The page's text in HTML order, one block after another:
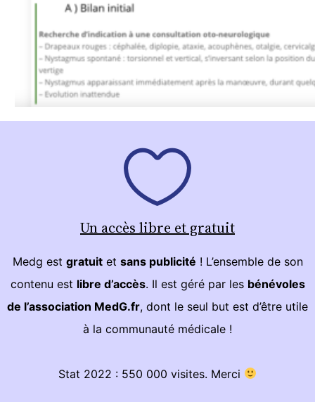
Un accès libre et gratuit
Medg est gratuitet sans publicité ! L’ensemble de son
contenu est libre d’accès. Il est géré par les bénévoles
de l’association MedG.fr, dont le seul but est d’être utile
à la communauté médicale !
Stat 2022 : 550 000 visites. Merci